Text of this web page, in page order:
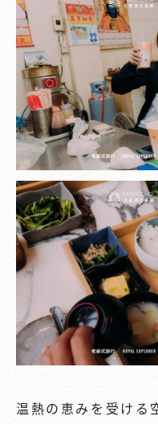
温熱の恵みを受ける